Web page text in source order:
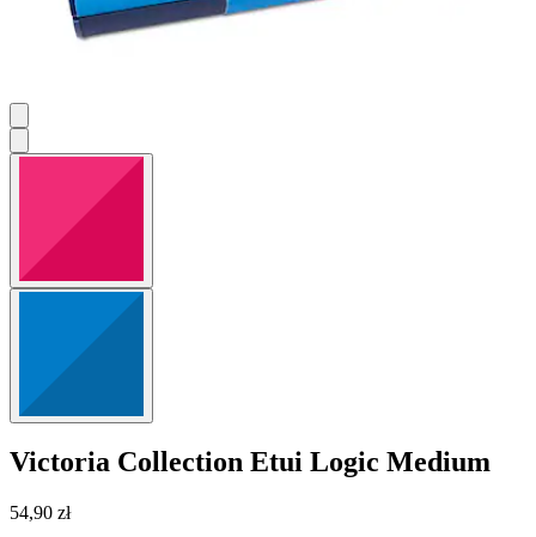
Victoria Collection Etui Logic Medium
54,90 zł